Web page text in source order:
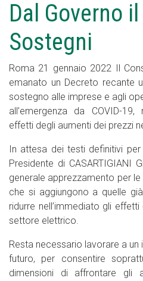
Dal Governo
Sostegni
Roma 21 gennaio 2022 Il
emanato un Decreto recante
sostegno alle imprese e agli
all’emergenza da COVID-
effetti degli aumenti dei prezzi
In attesa dei testi definitivi
Presidente di CASARTIGIANI
generale apprezzamento per
che si aggiungono a quelle
ridurre nell’immediato gli
settore elettrico.
Resta necessario lavorare a un
futuro, per consentire
dimensioni di affrontare gli